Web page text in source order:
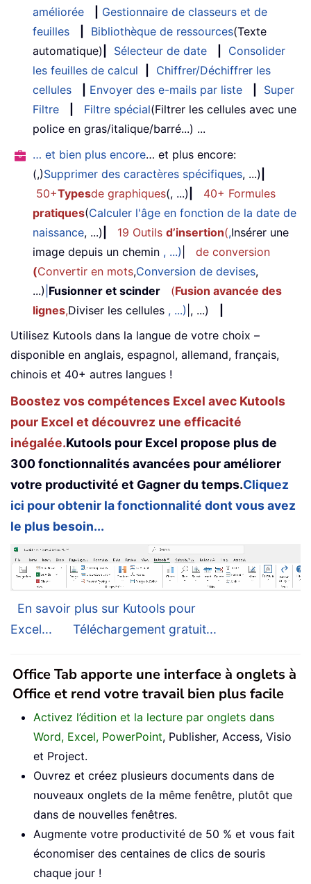
améliorée
Gestionnaire de classeurs et de
feuilles
Bibliothèque de ressources(Texte
automatique)
Sélecteur de date
Consolider
les feuilles de calcul
Chiffrer/Déchiffrer les
cellules
Envoyer des e-mails par liste
Super
Filtre
Filtre spécial(Filtrer les cellules avec une
police en gras/italique/barré...) ...
… et bien plus encore… et plus encore:
(,)Supprimer des caractères spécifiques, ...)
50+Typesde graphiques(, ...)
40+ Formules
pratiques(Calculer l'âge en fonction de la date de
naissance, ...) 19 Outils d’insertion(,Insérer une
image depuis un chemin , ...)
de conversion
(Convertir en mots,Conversion de devises,
...) Fusionner et scinder (Fusion avancée des
lignes,Diviser les cellules , ...) |, ...)
Utilisez Kutools dans la langue de votre choix –
disponible en anglais, espagnol, allemand, français,
chinois et 40+ autres langues !
Boostez vos compétences Excel avec Kutools
pour Excel et découvrez une efficacité
inégalée.Kutools pour Excel propose plus de
300 fonctionnalités avancées pour améliorer
votre productivité et Gagner du temps.Cliquez
ici pour obtenir la fonctionnalité dont vous avez
le plus besoin...
En savoir plus sur Kutools pour
Excel...
Téléchargement gratuit...
Office Tab apporte une interface à onglets à
Office et rend votre travail bien plus facile
Activez l’édition et la lecture par onglets dans
Word, Excel, PowerPoint, Publisher, Access, Visio
et Project.
Ouvrez et créez plusieurs documents dans de
nouveaux onglets de la même fenêtre, plutôt que
dans de nouvelles fenêtres.
Augmente votre productivité de 50 % et vous fait
économiser des centaines de clics de souris
chaque jour !